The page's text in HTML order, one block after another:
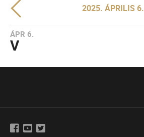
2025. ÁPRILIS 6.
ÁPR 6.
V